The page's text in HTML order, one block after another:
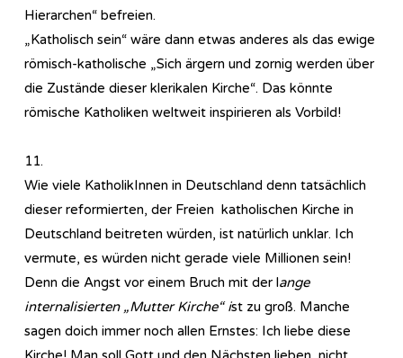
Hierarchen“ befreien.
„Katholisch sein“ wäre dann etwas anderes als das ewige
römisch-katholische „Sich ärgern und zornig werden über
die Zustände dieser klerikalen Kirche“. Das könnte
römische Katholiken weltweit inspirieren als Vorbild!
11.
Wie viele KatholikInnen in Deutschland denn tatsächlich
dieser reformierten, der Freien katholischen Kirche in
Deutschland beitreten würden, ist natürlich unklar. Ich
vermute, es würden nicht gerade viele Millionen sein!
Denn die Angst vor einem Bruch mit der lange
internalisierten „Mutter Kirche“ ist zu groß. Manche
sagen doich immer noch allen Ernstes: Ich liebe diese